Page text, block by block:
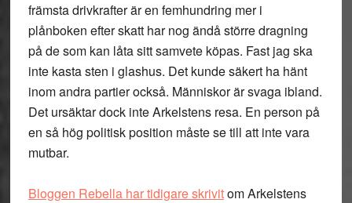
främsta drivkrafter är en femhundring mer i
plånboken efter skatt har nog ändå större dragning
på de som kan låta sitt samvete köpas. Fast jag ska
inte kasta sten i glashus. Det kunde säkert ha hänt
inom andra partier också. Människor är svaga ibland.
Det ursäktar dock inte Arkelstens resa. En person på
en så hög politisk position måste se till att inte vara
mutbar.
Bloggen Rebella har tidigare skrivitom Arkelstens